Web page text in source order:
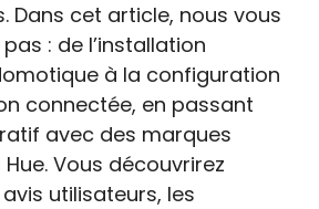
Dans cet article, nous vous
: de l’installation
à la configuration
connectée, en passant
avec des marques
Vous découvrirez
utilisateurs, les